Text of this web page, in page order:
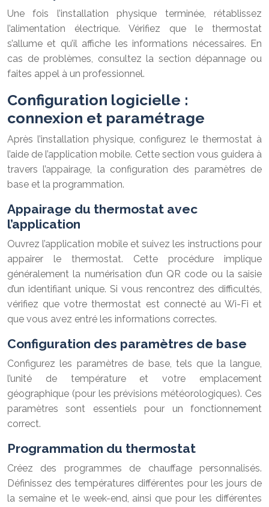
Une fois l’installation physique terminée, rétablissez
l’alimentation électrique. Vérifiez que le thermostat
s’allume et qu’il affiche les informations nécessaires. En
cas de problèmes, consultez la section dépannage ou
faites appel à un professionnel.
Configuration logicielle :
connexion et paramétrage
Après l’installation physique, configurez le thermostat à
l’aide de l’application mobile. Cette section vous guidera à
travers l’appairage, la configuration des paramètres de
base et la programmation.
Appairage du thermostat avec
l’application
Ouvrez l’application mobile et suivez les instructions pour
appairer le thermostat. Cette procédure implique
généralement la numérisation d’un QR code ou la saisie
d’un identifiant unique. Si vous rencontrez des difficultés,
vérifiez que votre thermostat est connecté au Wi-Fi et
que vous avez entré les informations correctes.
Configuration des paramètres de base
Configurez les paramètres de base, tels que la langue,
l’unité de température et votre emplacement
géographique (pour les prévisions météorologiques). Ces
paramètres sont essentiels pour un fonctionnement
correct.
Programmation du thermostat
Créez des programmes de chauffage personnalisés.
Définissez des températures différentes pour les jours de
la semaine et le week-end, ainsi que pour les différentes